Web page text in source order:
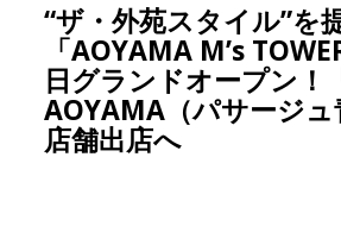
“ザ・外苑スタイル”を
「AOYAMA M’s
日グランドオープン！
AOYAMA（パサージュ
店舗出店へ